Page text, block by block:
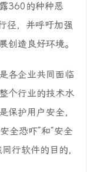
360的种种恶
径，并呼吁加强
创造良好环境。
各企业共同面临
个行业的技术水
保护用户安全，
全恐吓”和“安全
行软件的目的，